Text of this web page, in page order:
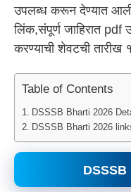
उपलब्ध करून देण्यात
लिंक,संपूर्ण जाहिरात
करण्याची शेवटची
Table of Contents
DSSSB Bharti 2026
DSSSB Bharti 2026